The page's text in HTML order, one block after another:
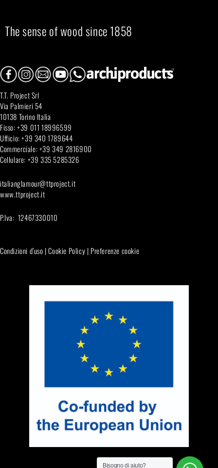
The sense of wood since 1858
T.T. Project Srl
Via Palmieri 54
10138 Torino Italia
Fisso: +39 011 18996599
Ufficio: +39 340 1789644
Commerciale: +39 349 2816900
Cellulare: +39 335 5285326
italianglamour@ttproject.it
www.ttproject.it
P.Iva: 12467330010
Condizioni d’uso |Cookie Policy | Preferenze cookie
Bisogno di aiuto?